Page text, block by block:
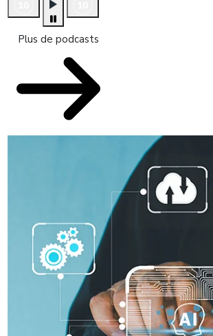
Plus de podcasts